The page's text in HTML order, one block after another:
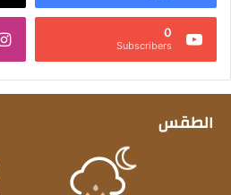
0
Subscribers
الطقس